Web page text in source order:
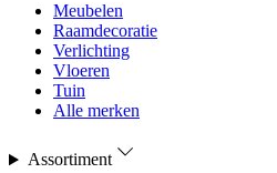
Meubelen
Raamdecoratie
Verlichting
Vloeren
Tuin
Alle merken
Assortiment